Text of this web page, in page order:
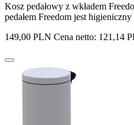
Kosz pedałowy z wkładem
pedałem Freedom jest higieniczny
149,00 PLN Cena netto: 121,14